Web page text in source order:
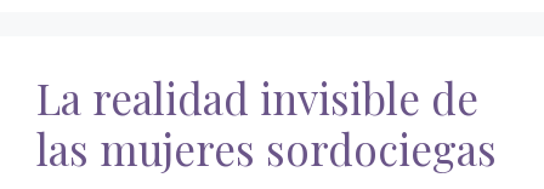
La realidad invisible de
las mujeres sordociegas